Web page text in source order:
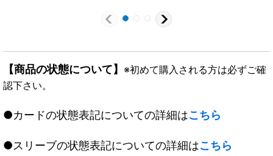
【商品の状態について】 ※初めて購入される方は必ずご確
認下さい。
●カードの状態表記についての詳細はこちら
●スリーブの状態表記についての詳細はこちら